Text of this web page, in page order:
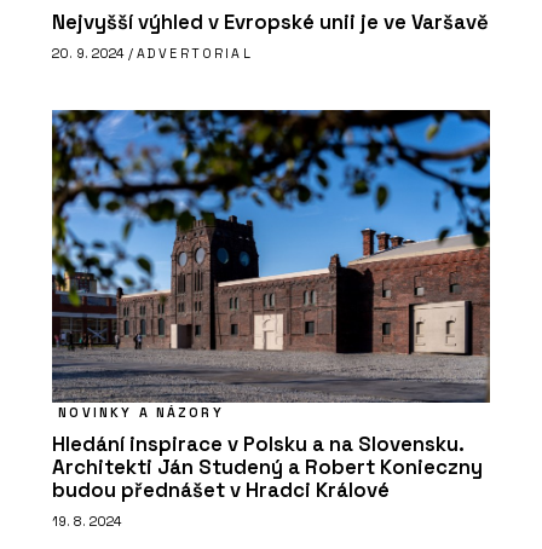
Nejvyšší výhled v Evropské unii je ve Varšavě
20. 9. 2024 / ADVERTORIAL
NOVINKY A NÁZORY
Hledání inspirace v Polsku a na Slovensku.
Architekti Ján Studený a Robert Konieczny
budou přednášet v Hradci Králové
19. 8. 2024